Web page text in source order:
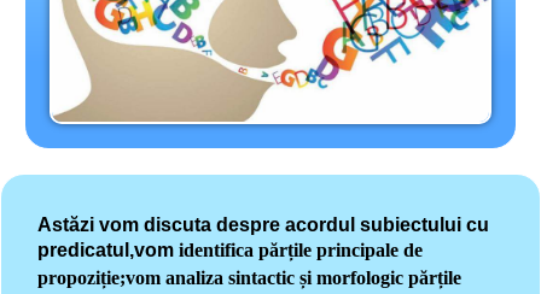
Astăzi vom discuta despre acordul subiectului cu
predicatul,vom identifica părțile principale de
propoziție;vom analiza sintactic și morfologic părțile